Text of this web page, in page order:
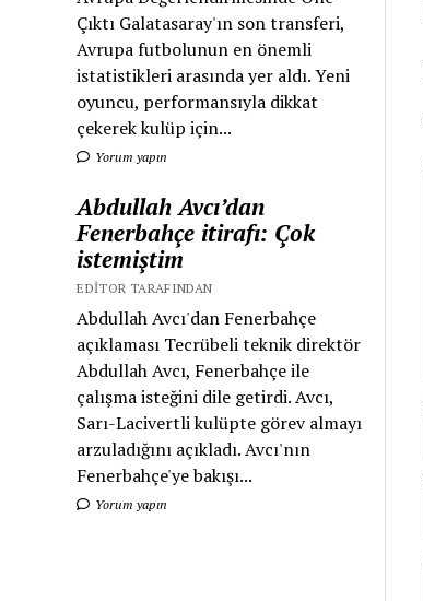
Çıktı Galatasaray'ın son transferi,
Avrupa futbolunun en önemli
istatistikleri arasında yer aldı. Yeni
oyuncu, performansıyla dikkat
çekerek kulüp için...
Yorum yapın
Abdullah Avcı’dan
Fenerbahçe itirafı: Çok
istemiştim
EDITOR TARAFINDAN
Abdullah Avcı'dan Fenerbahçe
açıklaması Tecrübeli teknik direktör
Abdullah Avcı, Fenerbahçe ile
çalışma isteğini dile getirdi. Avcı,
Sarı-Lacivertli kulüpte görev almayı
arzuladığını açıkladı. Avcı'nın
Fenerbahçe'ye bakışı...
Yorum yapın